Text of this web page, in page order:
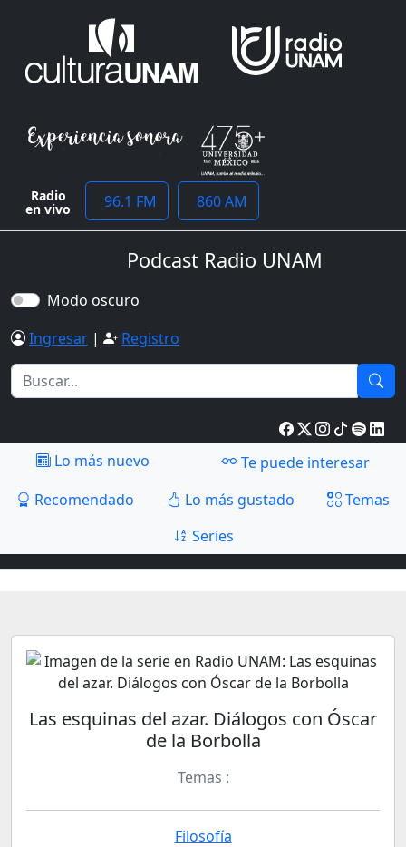
Radio
en vivo 96.1 FM 860 AM
Podcast Radio UNAM
Modo oscuro
Ingresar | Registro
Lo más nuevo
Te puede interesar
Recomendado
Lo más gustado
Temas
Series
Las esquinas del azar. Diálogos con Óscar
de la Borbolla
Temas :
Filosofía